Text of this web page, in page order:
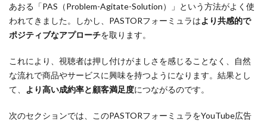
あおる「PAS（Problem-Agitate-Solution）」という方法がよく使
われてきました。しかし、PASTORフォーミュラはより共感的で
ポジティブなアプローチを取ります。
これにより、視聴者は押し付けがましさを感じることなく、自然
な流れで商品やサービスに興味を持つようになります。結果とし
て、
より高い成約率と顧客満足度につながるのです。
次のセクションでは、このPASTORフォーミュラをYouTube広告